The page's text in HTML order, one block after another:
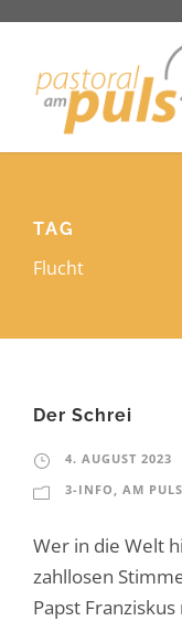
TAG
Flucht
Der Schrei
4. AUGUST 2023
3-INFO , AM
Wer in die Welt
zahllosen
Papst